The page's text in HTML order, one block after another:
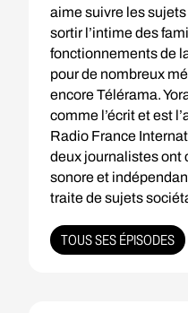
aime suivre les
sortir l’intime des
fonctionnements de
pour de nombreux
encore Télérama.
comme l’écrit et est
Radio France
deux journalistes ont
sonore et
traite de sujets
TOUS SES ÉPISODES